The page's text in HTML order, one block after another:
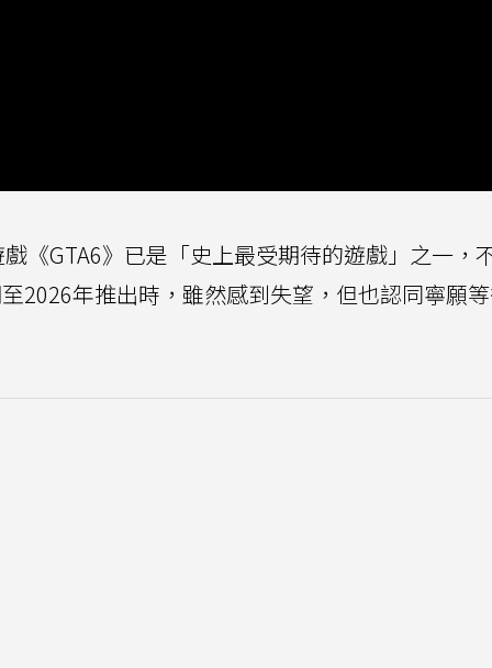
戲《GTA6》已是「史上最受期待的遊戲」之一，
2026年推出時，雖然感到失望，但也認同寧願